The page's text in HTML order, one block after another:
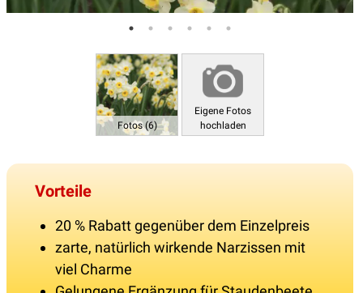
Fotos (6)
Eigene Fotos
hochladen
Vorteile
20 % Rabatt gegenüber dem Einzelpreis
zarte, natürlich wirkende Narzissen mit
viel Charme